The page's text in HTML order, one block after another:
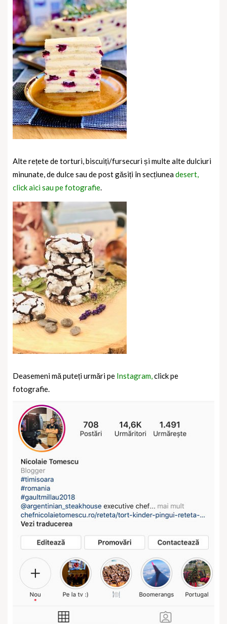
Alte rețete de torturi, biscuiți/fursecuri și multe alte dulciuri
minunate, de dulce sau de post găsiți în secțiuneadesert,
click aici sau pe fotografie.
Deasemeni mă puteți urmări pe Instagram,click pe
fotografie.